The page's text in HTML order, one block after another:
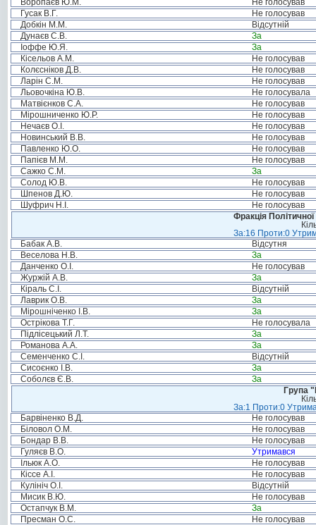
Воропаєв Ю.М.
Не голосував
Гусак В.Г.
Не голосував
Добкін М.М.
Відсутній
Дунаєв С.В.
За
Іоффе Ю.Я.
За
Кісельов А.М.
Не голосував
Колєсніков Д.В.
Не голосував
Ларін С.М.
Не голосував
Льовочкіна Ю.В.
Не голосувала
Матвієнков С.А.
Не голосував
Мірошниченко Ю.Р.
Не голосував
Нечаєв О.І.
Не голосував
Новинський В.В.
Не голосував
Павленко Ю.О.
Не голосував
Папієв М.М.
Не голосував
Сажко С.М.
За
Солод Ю.В.
Не голосував
Шпенов Д.Ю.
Не голосував
Шуфрич Н.І.
Не голосував
Фракція
За:16 Проти:0
Бабак А.В.
Відсутня
Веселова Н.В.
За
Данченко О.І.
Не голосував
Журжій А.В.
За
Кіраль С.І.
Відсутній
Лаврик О.В.
За
Мірошніченко І.В.
За
Острікова Т.Г.
Не голосувала
Підлісецький Л.Т.
За
Романова А.А.
За
Семенченко С.І.
Відсутній
Сисоєнко І.В.
За
Соболєв Є.В.
За
Група
За:1 Проти:0
Барвіненко В.Д.
Не голосував
Біловол О.М.
Не голосував
Бондар В.В.
Не голосував
Гуляєв В.О.
Утримався
Ільюк А.О.
Не голосував
Кіссе А.І.
Не голосував
Кулініч О.І.
Відсутній
Мисик В.Ю.
Не голосував
Остапчук В.М.
За
Пресман О.С.
Не голосував